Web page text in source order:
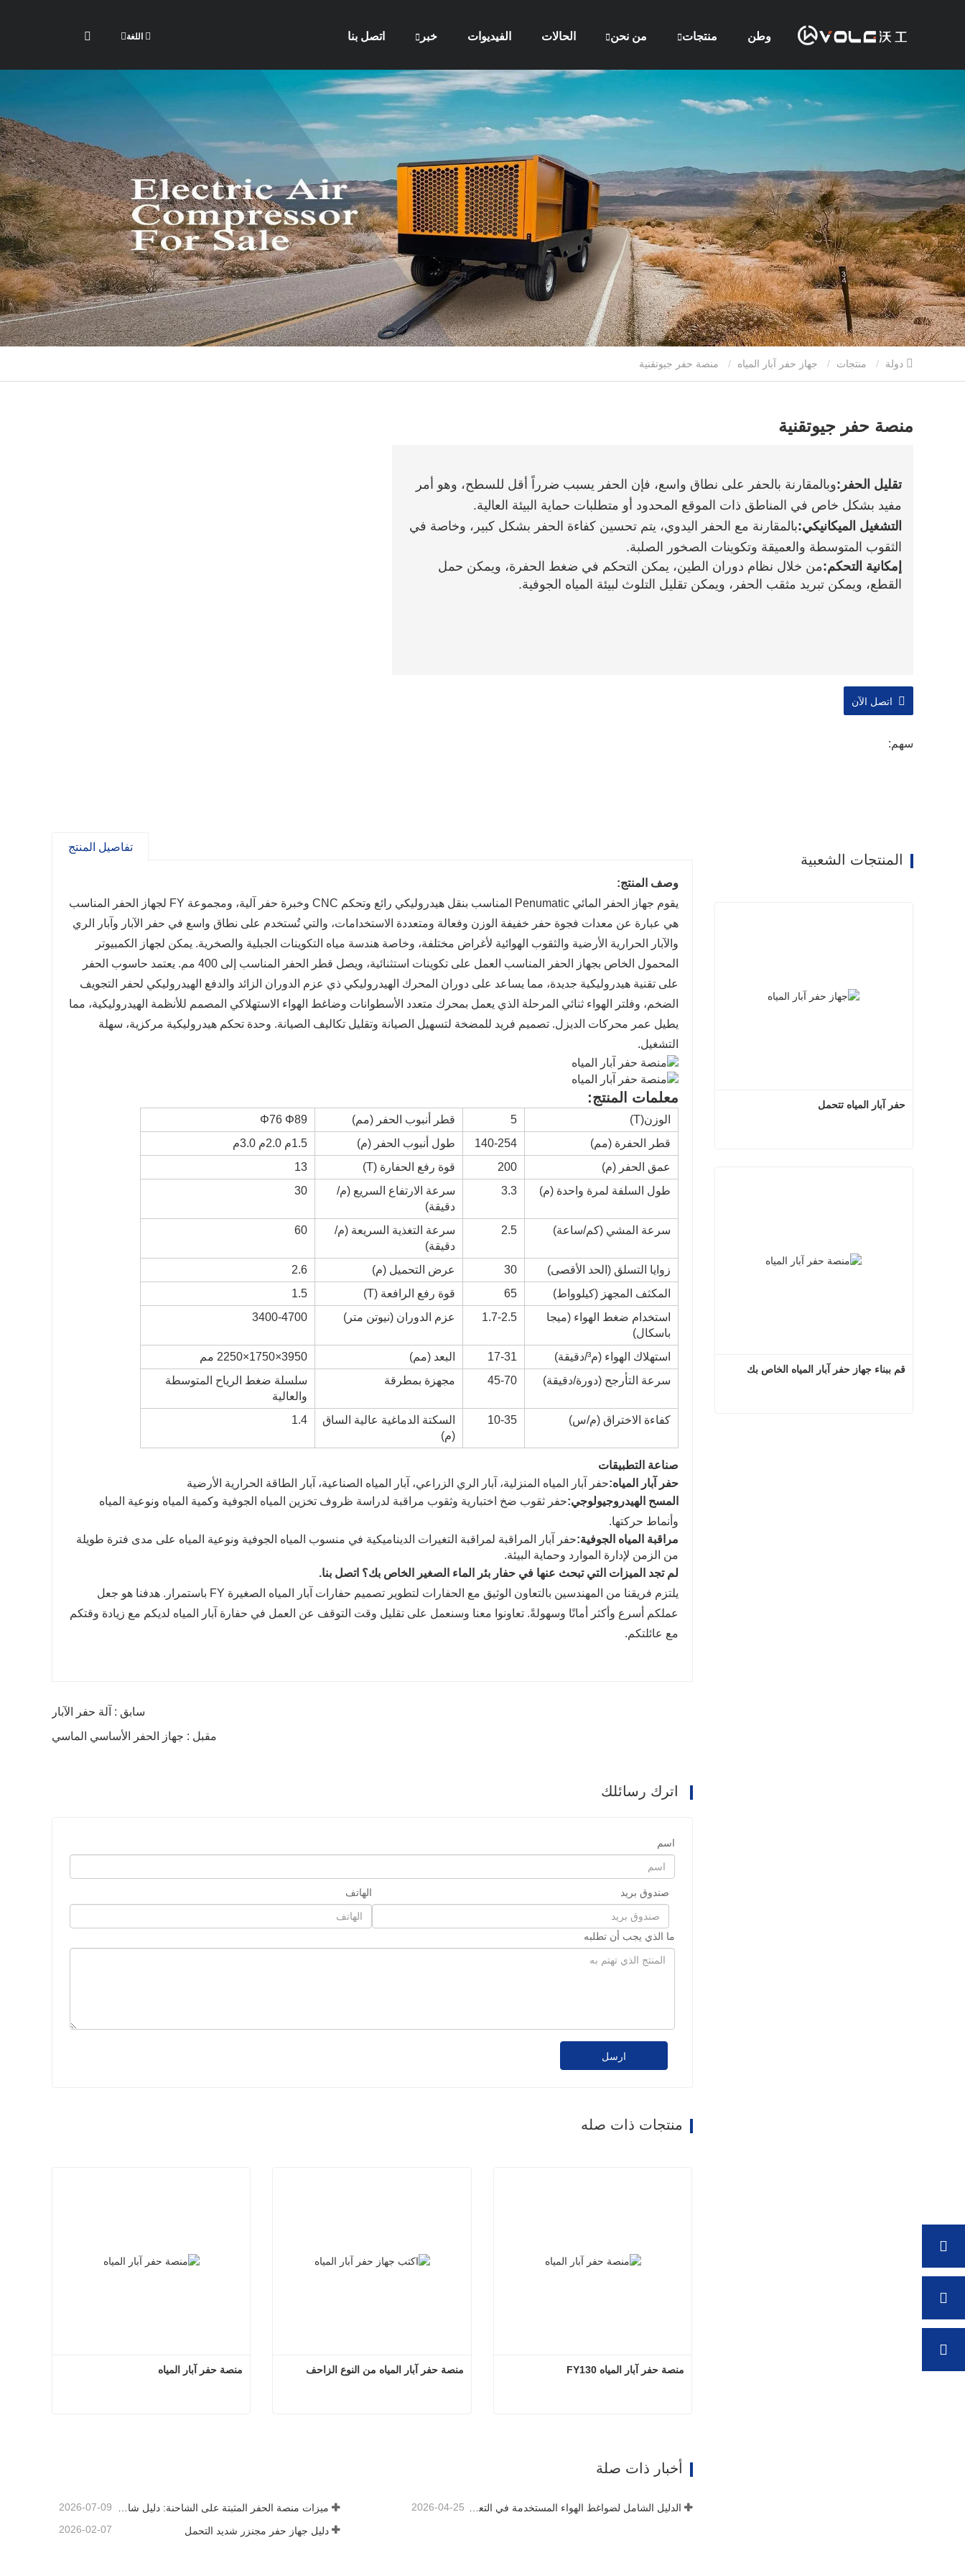
وطن منتجات من نحن الحالات الفيديوات خبر اتصل بنا اللغة
منتجات جهاز حفر آبار المياه
منصة حفر جيوتقنية
تقليل الحفر:وبالمقارنة بالحفر على نطاق واسع، فإن الحفر يسبب ضرراً أقل للسطح، وهو أمر
مفيد بشكل خاص في المناطق ذات الموقع المحدود أو متطلبات حماية البيئة العالية.
التشغيل الميكانيكي:بالمقارنة مع الحفر اليدوي، يتم تحسين كفاءة الحفر بشكل كبير، وخاصة في
الثقوب المتوسطة والعميقة وتكوينات الصخور الصلبة.
إمكانية التحكم:من خلال نظام دوران الطين، يمكن التحكم في ضغط الحفرة، ويمكن حمل
القطع، ويمكن تبريد مثقب الحفر، ويمكن تقليل التلوث لبيئة المياه الجوفية.
اتصل الآن
سهم:
تفاصيل المنتج
وصف المنتج:
يقوم جهاز الحفر المائي Penumatic المناسب بنقل هيدروليكي رائع وتحكم CNC وخبرة حفر آلية، ومجموعة FY لجهاز الحفر المناسب
هي عبارة عن معدات فجوة حفر خفيفة الوزن وفعالة ومتعددة الاستخدامات، والتي تُستخدم على نطاق واسع في حفر الآبار وآبار الري
والآبار الحرارية الأرضية والثقوب الهوائية لأغراض مختلفة، وخاصة هندسة مياه التكوينات الجبلية والصخرية. يمكن لجهاز الكمبيوتر
المحمول الخاص بجهاز الحفر المناسب العمل على تكوينات استثنائية، ويصل قطر الحفر المناسب إلى 400 مم. يعتمد حاسوب الحفر
على تقنية هيدروليكية جديدة، مما يساعد على دوران المحرك الهيدروليكي ذي عزم الدوران الزائد والدفع الهيدروليكي لحفر التجويف
الضخم، وفلتر الهواء ثنائي المرحلة الذي يعمل بمحرك متعدد الأسطوانات وضاغط الهواء الاستهلاكي المصمم للأنظمة الهيدروليكية، مما
يطيل عمر محركات الديزل. تصميم فريد للمضخة لتسهيل الصيانة وتقليل تكاليف الصيانة. وحدة تحكم هيدروليكية مركزية، سهلة
التشغيل.
معلمات المنتج:
الوزن(T) 5 قطر أنبوب الحفر (مم)
Φ76 Φ89
قطر الحفرة (مم)
140-254 طول أنبوب الحفر (م)
1.5م 2.0م 3.0م
عمق الحفر (م)
200 قوة رفع الحفارة (T)
13
طول السلفة لمرة واحدة (م)
3.3
سرعة الارتفاع السريع (م/
دقيقة)
30
سرعة المشي (كم/ساعة) 2.5
سرعة التغذية السريعة (م/
دقيقة)
60
زوايا التسلق (الحد الأقصى) 30 عرض التحميل (م)
2.6
المكثف المجهز (كيلوواط)
65 قوة رفع الرافعة (T)
1.5
استخدام ضغط الهواء (ميجا
باسكال)
1.7-2.5 عزم الدوران (نيوتن متر) 3400-4700
استهلاك الهواء (م³/دقيقة) 17-31 البعد (مم)
3950×1750×2250 مم
سرعة التأرجح (دورة/دقيقة)
45-70 مجهزة بمطرقة
سلسلة ضغط الرياح المتوسطة
والعالية
كفاءة الاختراق (م/س)
10-35
السكتة الدماغية عالية الساق
(م)
1.4
صناعة التطبيقات
حفر آبار المياه:حفر آبار المياه المنزلية، آبار الري الزراعي، آبار المياه الصناعية، آبار الطاقة الحرارية الأرضية
المسح الهيدروجيولوجي:حفر ثقوب ضخ اختبارية وثقوب مراقبة لدراسة ظروف تخزين المياه الجوفية وكمية المياه ونوعية المياه
وأنماط حركتها.
مراقبة المياه الجوفية:حفر آبار المراقبة لمراقبة التغيرات الديناميكية في منسوب المياه الجوفية ونوعية المياه على مدى فترة طويلة
من الزمن لإدارة الموارد وحماية البيئة.
لم تجد الميزات التي تبحث عنها في حفار بئر الماء الصغير الخاص بك؟ اتصل بنا.
يلتزم فريقنا من المهندسين بالتعاون الوثيق مع الحفارات لتطوير تصميم حفارات آبار المياه الصغيرة FY باستمرار. هدفنا هو جعل
عملكم أسرع وأكثر أمانًا وسهولةً. تعاونوا معنا وسنعمل على تقليل وقت التوقف عن العمل في حفارة آبار المياه لديكم مع زيادة وقتكم
مع عائلتكم.
سابق : آلة حفر الآبار
مقبل : جهاز الحفر الأساسي الماسي
اترك رسائلك
اسم
صندوق بريد الهاتف
ما الذي يجب أن تطلبه
ارسل
منتجات ذات صله
منصة حفر آبار المياه منصة حفر آبار المياه من النوع الزاحف منصة حفر آبار المياه FY130
أخبار ذات صلة
ميزات منصة الحفر المثبتة على الشاحنة: دليل شامل لعام 2026 2026-07-09 الدليل الشامل لضواغط الهواء المستخدمة في التعدين 2026-04-25
دليل جهاز حفر مجنزر شديد التحمل 2026-02-07
المنتجات الشعبية
حفر آبار المياه تتحمل
قم ببناء جهاز حفر آبار المياه الخاص بك